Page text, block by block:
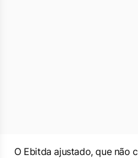
O Ebitda ajustado, que não